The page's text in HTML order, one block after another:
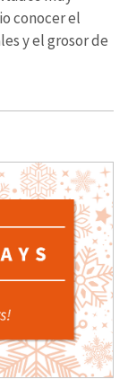
conocer el
y el grosor de